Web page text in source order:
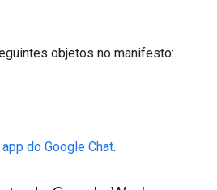
objetos no manifesto:
do Google Chat.